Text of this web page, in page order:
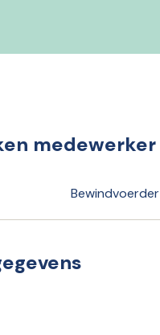
medewerker
Bewindvoerder